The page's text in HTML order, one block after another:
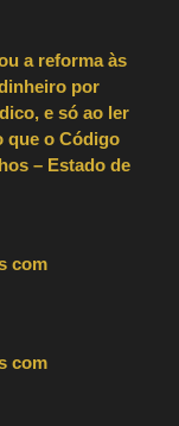
a reforma às
por
e só ao ler
que o Código
– Estado de
com
com